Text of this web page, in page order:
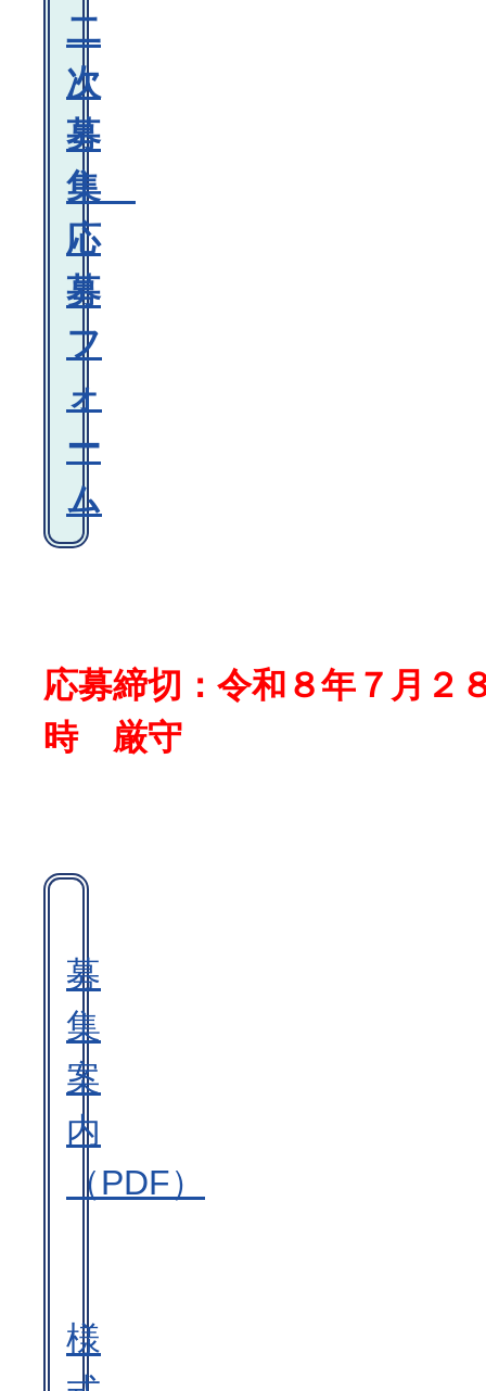
二
次
募
集
応
募
フ
ォ
ー
ム
応募締切：令和８年７月２
時 厳守
募
集
案
内
（PDF）
様